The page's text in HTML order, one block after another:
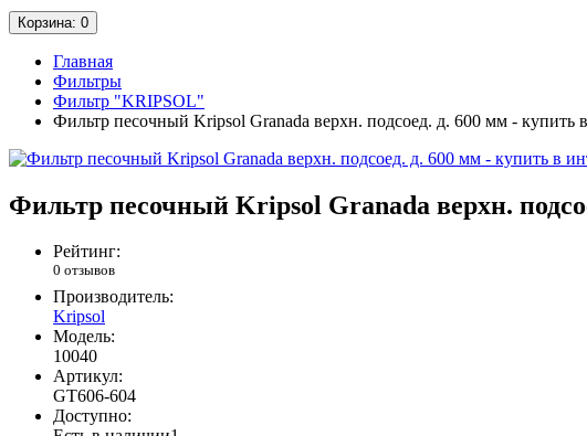
Корзина: 0
Главная
Фильтры
Фильтр "KRIPSOL"
Фильтр песочный Kripsol Granada верхн. подсоед. д. 600 мм - купить
Фильтр песочный Kripsol Granada верхн.
Рейтинг:
0 отзывов
Производитель:
Kripsol
Модель:
10040
Артикул:
GT606-604
Доступно: